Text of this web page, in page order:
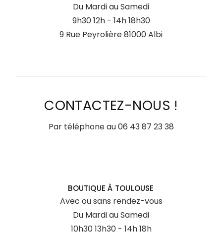
Du Mardi au Samedi
9h30 12h - 14h 18h30
9 Rue Peyrolière 81000 Albi
CONTACTEZ-NOUS !
Par téléphone au06 43 87 23 38
BOUTIQUE À TOULOUSE
Avec ou sans rendez-vous
Du Mardi au Samedi
10h30 13h30 - 14h 18h